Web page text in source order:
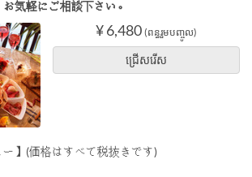
気軽にご相談下さい。
¥ 6,480 (ពន្ធរួមបញ្ចូល)
ជ្រើសរើស
ー】(価格はすべて税抜きです)